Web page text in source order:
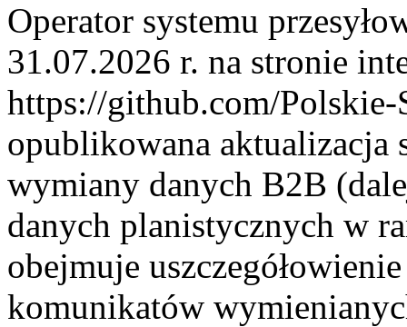
Operator systemu
31.07.2026 r. na stronie
https://github.com/Polskie-
opublikowana aktualizacja
wymiany danych B2B
danych planistycznych w
obejmuje
komunikatów